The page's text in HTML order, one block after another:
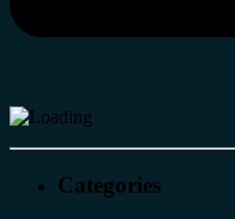
Categories